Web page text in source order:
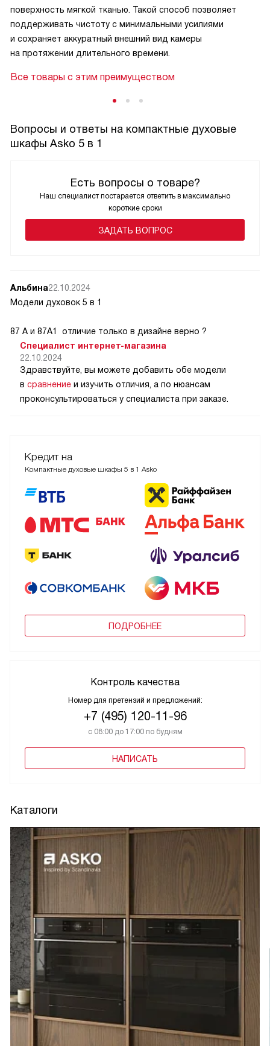
поверхность мягкой тканью. Такой способ позволяет
поддерживать чистоту с минимальными усилиями
и сохраняет аккуратный внешний вид камеры
на протяжении длительного времени.
Все товары с этим преимуществом
Вопросы и ответы на компактные духовые
шкафы Asko 5 в 1
Есть вопросы о товаре?
Наш специалист постарается ответить в максимально
короткие сроки
ЗАДАТЬ ВОПРОС
Альбина22.10.2024
Модели духовок 5 в 1
87 А и 87А1 отличие только в дизайне верно ?
Специалист интернет-магазина
22.10.2024
Здравствуйте, вы можете добавить обе модели
в сравнение и изучить отличия, а по нюансам
проконсультироваться у специалиста при заказе.
Кредит на
Компактные духовые шкафы 5 в 1 Asko
ПОДРОБНЕЕ
Контроль качества
Номер для претензий и предложений:
+7 (495) 120-11-96
с 08:00 до 17:00 по будням
НАПИСАТЬ
Каталоги